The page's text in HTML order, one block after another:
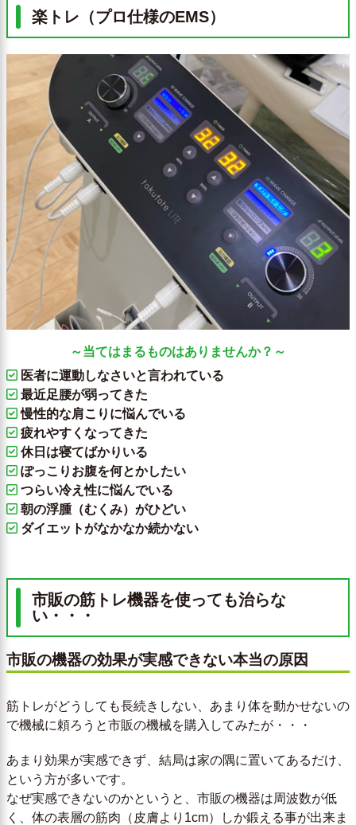
楽トレ（プロ仕様のEMS）
～当てはまるものはありませんか？～
医者に運動しなさいと言われている
最近足腰が弱ってきた
慢性的な肩こりに悩んでいる
疲れやすくなってきた
休日は寝てばかりいる
ぽっこりお腹を何とかしたい
つらい冷え性に悩んでいる
朝の浮腫（むくみ）がひどい
ダイエットがなかなか続かない
市販の筋トレ機器を使っても治らな
い・・・
市販の機器の効果が実感できない本当の原因
筋トレがどうしても長続きしない、あまり体を動かせないの
で機械に頼ろうと市販の機械を購入してみたが・・・
あまり効果が実感できず、結局は家の隅に置いてあるだけ、
という方が多いです。
なぜ実感できないのかというと、市販の機器は周波数が低
く、体の表層の筋肉（皮膚より1cm）しか鍛える事が出来ま